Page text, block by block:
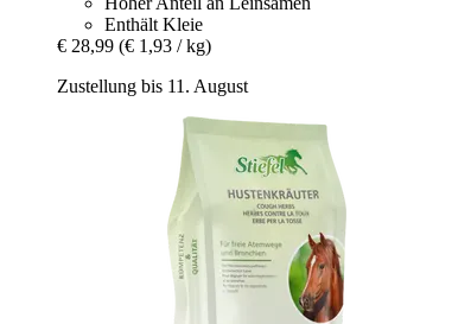
Enthält Kleie
€ 28,99 (€ 1,93 / kg)
Zustellung bis 11. August